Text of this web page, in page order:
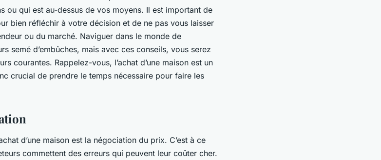
ou qui est au-dessus de vos moyens. Il est important de
bien réfléchir à votre décision et de ne pas vous laisser
ou du marché. Naviguer dans le monde de
semé d’embûches, mais avec ces conseils, vous serez
courantes. Rappelez-vous, l’achat d’une maison est un
crucial de prendre le temps nécessaire pour faire les
d’une maison est la négociation du prix. C’est à ce
commettent des erreurs qui peuvent leur coûter cher.